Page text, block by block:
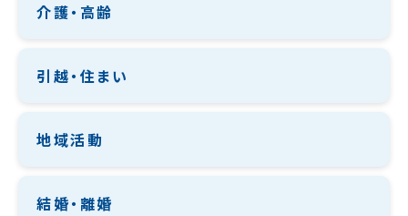
介護・高齢
引越・住まい
地域活動
結婚・離婚